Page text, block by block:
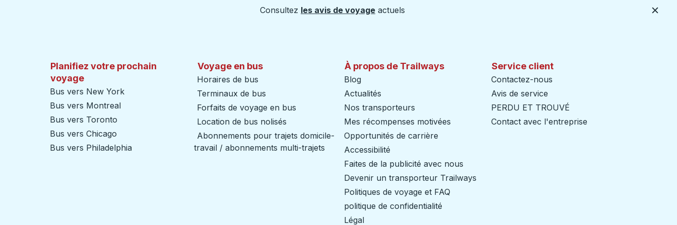
Consultez les avis de voyage actuels
Planifiez votre prochain
voyage
Bus vers New York
Bus vers Montreal
Bus vers Toronto
Bus vers Chicago
Bus vers Philadelphia
Voyage en bus
Horaires de bus
Terminaux de bus
Forfaits de voyage en bus
Location de bus nolisés
Abonnements pour trajets domicile-
travail / abonnements multi-trajets
À propos de Trailways
Blog
Actualités
Nos transporteurs
Mes récompenses motivées
Opportunités de carrière
Accessibilité
Faites de la publicité avec nous
Devenir un transporteur Trailways
Politiques de voyage et FAQ
politique de confidentialité
Légal
Service client
Contactez-nous
Avis de service
PERDU ET TROUVÉ
Contact avec l'entreprise